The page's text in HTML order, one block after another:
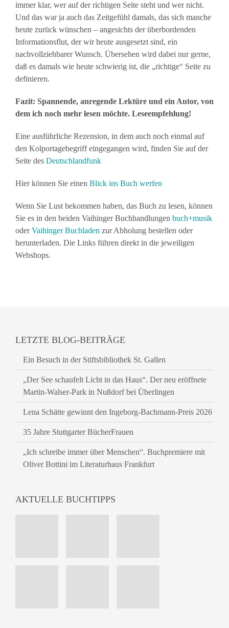
immer klar, wer auf der richtigen Seite steht und wer nicht.
Und das war ja auch das Zeitgefühl damals, das sich manche
heute zurück wünschen – angesichts der überbordenden
Informationsflut, der wir heute ausgesetzt sind, ein
nachvollziehbarer Wunsch. Übersehen wird dabei nur gerne,
daß es damals wie heute schwierig ist, die „richtige“ Seite zu
definieren.
Fazit: Spannende, anregende Lektüre und ein Autor, von
dem ich noch mehr lesen möchte. Leseempfehlung!
Eine ausführliche Rezension, in dem auch noch einmal auf
den Kolportagebegriff eingegangen wird, finden Sie auf der
Seite des Deutschlandfunk
Hier können Sie einen Blick ins Buch werfen
Wenn Sie Lust bekommen haben, das Buch zu lesen, können
Sie es in den beiden Vaihinger Buchhandlungen buch+musik
oderVaihinger Buchladen zur Abholung bestellen oder
herunterladen. Die Links führen direkt in die jeweiligen
Webshops.
LETZTE BLOG-BEITRÄGE
Ein Besuch in der Stiftsbibliothek St. Gallen
„Der See schaufelt Licht in das Haus“. Der neu eröffnete
Martin-Walser-Park in Nußdorf bei Überlingen
Lena Schätte gewinnt den Ingeborg-Bachmann-Preis 2026
35 Jahre Stuttgarter BücherFrauen
„Ich schreibe immer über Menschen“. Buchpremiere mit
Oliver Bottini im Literaturhaus Frankfurt
AKTUELLE BUCHTIPPS